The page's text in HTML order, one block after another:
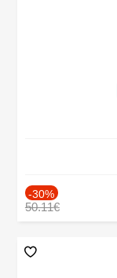
-30%
50.11€